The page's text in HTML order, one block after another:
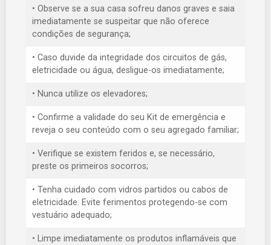
• Observe se a sua casa sofreu danos graves e saia
imediatamente se suspeitar que não oferece
condições de segurança;
• Caso duvide da integridade dos circuitos de gás,
eletricidade ou água, desligue-os imediatamente;
• Nunca utilize os elevadores;
• Confirme a validade do seu Kit de emergência e
reveja o seu conteúdo com o seu agregado familiar;
• Verifique se existem feridos e, se necessário,
preste os primeiros socorros;
• Tenha cuidado com vidros partidos ou cabos de
eletricidade. Evite ferimentos protegendo-se com
vestuário adequado;
• Limpe imediatamente os produtos inflamáveis que